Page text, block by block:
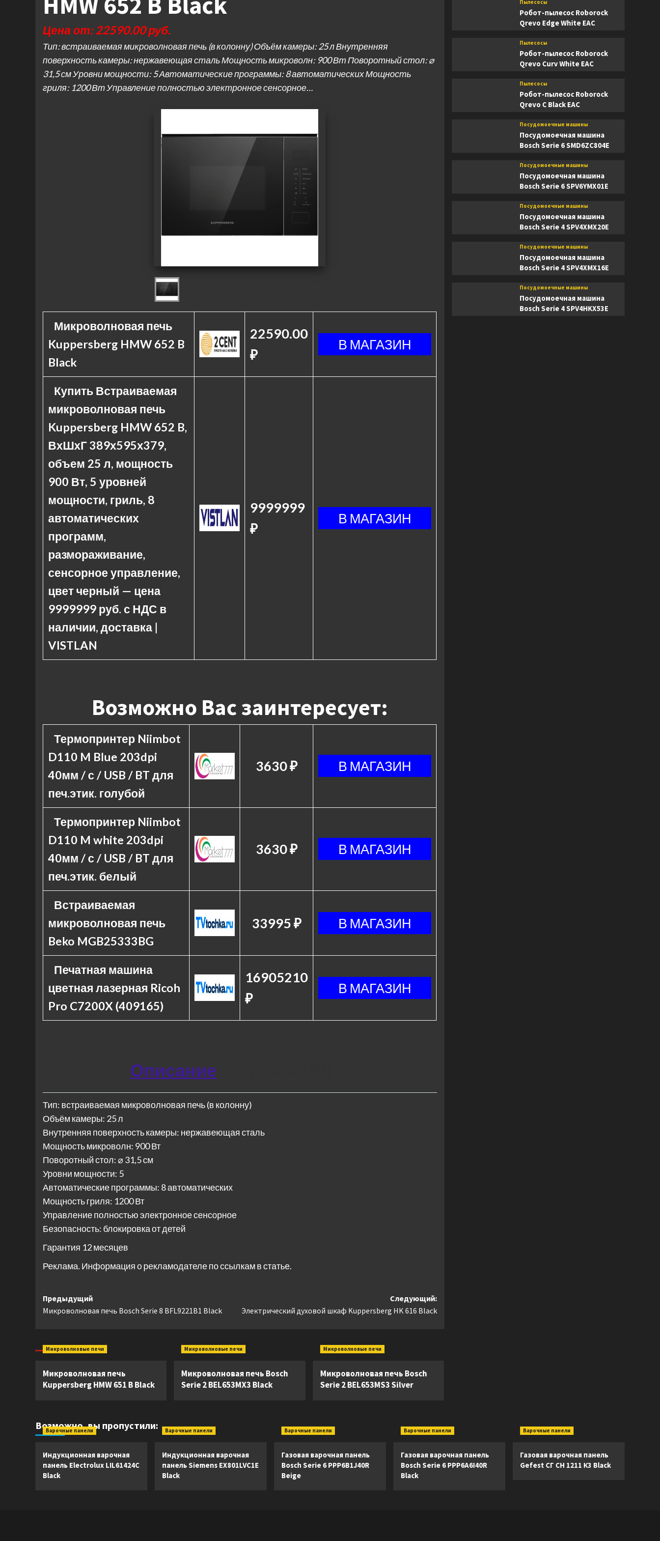
Цена от: 22590.00 руб.
Тип: встраиваемая микроволновая печь (в колонну) Объём камеры: 25 л Внутренняя
поверхность камеры: нержавеющая сталь Мощность микроволн: 900 Вт Поворотный стол: ⌀
31,5 см Уровни мощности: 5 Автоматические программы: 8 автоматических Мощность
гриля: 1200 Вт Управление полностью электронное сенсорное…
Микроволновая печь
Kuppersberg HMW 652 B
Black
22590.00
₽
Купить Встраиваемая
микроволновая печь
Kuppersberg HMW 652 B,
ВхШхГ 389х595х379,
объем 25 л, мощность
900 Вт, 5 уровней
мощности, гриль, 8
автоматических
программ,
размораживание,
сенсорное управление,
цвет черный — цена
9999999 руб. с НДС в
наличии, доставка |
VISTLAN
9999999
₽
Возможно Вас заинтересует:
Термопринтер Niimbot
D110 M Blue 203dpi
40мм / с / USB / BT для
печ.этик. голубой
3630 ₽
Термопринтер Niimbot
D110 M white 203dpi
40мм / с / USB / BT для
печ.этик. белый
3630 ₽
Встраиваемая
микроволновая печь
Beko MGB25333BG
33995 ₽
Печатная машина
цветная лазерная Ricoh
Pro C7200X (409165)
16905210
₽
Описание
Тип: встраиваемая микроволновая печь (в колонну)
Объём камеры: 25 л
Внутренняя поверхность камеры: нержавеющая сталь
Мощность микроволн: 900 Вт
Поворотный стол: ⌀ 31,5 см
Уровни мощности: 5
Автоматические программы: 8 автоматических
Мощность гриля: 1200 Вт
Управление полностью электронное сенсорное
Безопасность: блокировка от детей
Гарантия 12 месяцев
Реклама. Информация о рекламодателе по ссылкам в статье.
Навигация
записи
Предыдущий
Микроволновая печь Bosch Serie 8 BFL9221B1 Black
Следующий:
Электрический духовой шкаф Kuppersberg HK 616 Black
Микроволновые печи
Микроволновая печь
Kuppersberg HMW 651 B Black
Микроволновые печи
Микроволновая печь Bosch
Serie 2 BEL653MX3 Black
Микроволновые печи
Микроволновая печь Bosch
Serie 2 BEL653MS3 Silver
Пылесосы
Робот-пылесос Roborock
Qrevo Edge White EAC
Пылесосы
Робот-пылесос Roborock
Qrevo Curv White EAC
Пылесосы
Робот-пылесос Roborock
Qrevo C Black EAC
Посудомоечные машины
Посудомоечная машина
Bosch Serie 6 SMD6ZC804E
Посудомоечные машины
Посудомоечная машина
Bosch Serie 6 SPV6YMX01E
Посудомоечные машины
Посудомоечная машина
Bosch Serie 4 SPV4XMX20E
Посудомоечные машины
Посудомоечная машина
Bosch Serie 4 SPV4XMX16E
Посудомоечные машины
Посудомоечная машина
Bosch Serie 4 SPV4HKX53E
Возможно, вы пропустили:
Варочные панели
Индукционная варочная
панель Electrolux LIL61424C
Black
Варочные панели
Индукционная варочная
панель Siemens EX801LVC1E
Black
Варочные панели
Газовая варочная панель
Bosch Serie 6 PPP6B1J40R
Beige
Варочные панели
Газовая варочная панель
Bosch Serie 6 PPP6A6I40R
Black
Варочные панели
Газовая варочная панель
Gefest СГ СН 1211 К3 Black